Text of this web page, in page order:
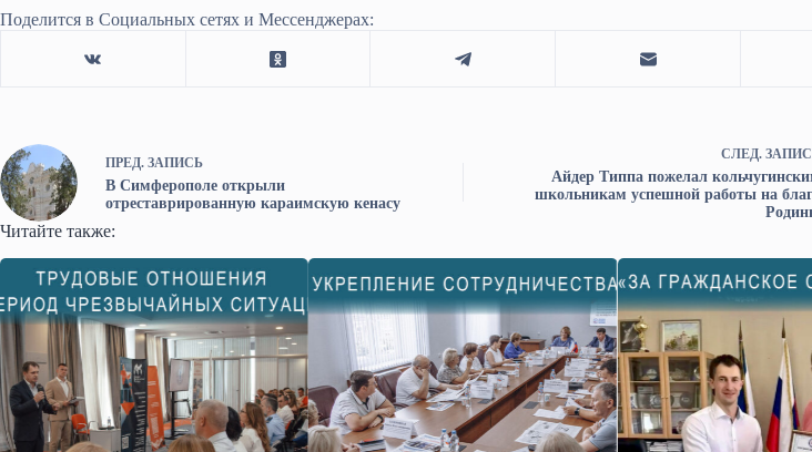
Поделится в Социальных сетях и Мессенджерах:
ПРЕД. ЗАПИСЬ
В Симферополе открыли
отреставрированную караимскую кенасу
СЛЕД.
Айдер Типпа пожелал
школьникам успешной работы на
Читайте также: